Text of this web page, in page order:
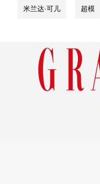
米兰达·可儿 超模